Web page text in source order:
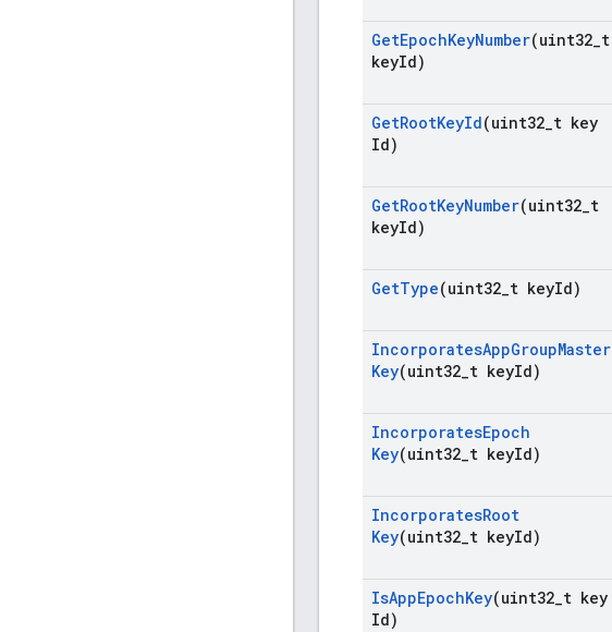
GetEpochKeyNumber(uint32 t
keyId)
GetRootKeyId(uint32 t key
Id)
GetRootKeyNumber(uint32 t
keyId)
GetType(uint32 t keyId)
IncorporatesAppGroupMaster
Key(uint32 t keyId)
IncorporatesEpoch
Key(uint32 t keyId)
IncorporatesRoot
Key(uint32 t keyId)
IsAppEpochKey(uint32 t key
Id)